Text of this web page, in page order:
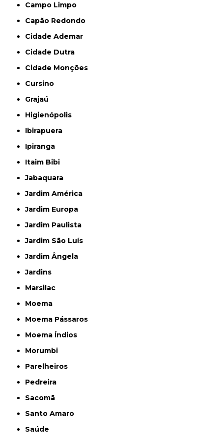
Campo Limpo
Capão Redondo
Cidade Ademar
Cidade Dutra
Cidade Monções
Cursino
Grajaú
Higienópolis
Ibirapuera
Ipiranga
Itaim Bibi
Jabaquara
Jardim América
Jardim Europa
Jardim Paulista
Jardim São Luís
Jardim Ângela
Jardins
Marsilac
Moema
Moema Pássaros
Moema Índios
Morumbi
Parelheiros
Pedreira
Sacomã
Santo Amaro
Saúde